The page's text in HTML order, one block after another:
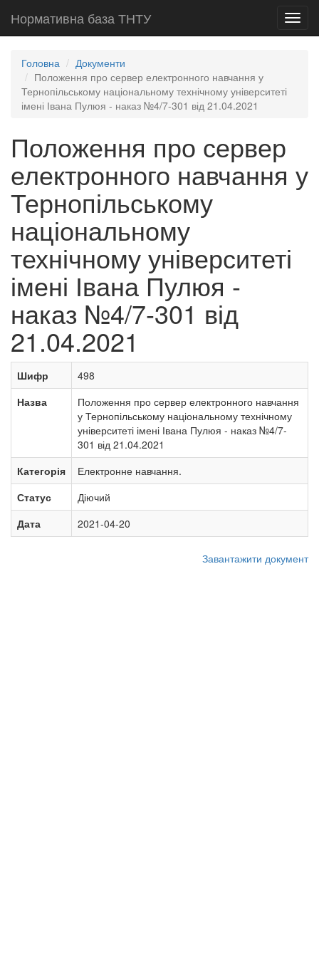
Нормативна база ТНТУ
Головна
Документи
Положення про сервер електронного навчання у
Тернопільському національному технічному університеті
імені Івана Пулюя - наказ №4/7-301 від 21.04.2021
Положення про сервер
електронного навчання у
Тернопільському
національному
технічному університеті
імені Івана Пулюя -
наказ №4/7-301 від
21.04.2021
Шифр
498
Назва
Положення про сервер електронного навчання
у Тернопільському національному технічному
університеті імені Івана Пулюя - наказ №4/7-
301 від 21.04.2021
Категорія
Електронне навчання.
Статус
Діючий
Дата
2021-04-20
Завантажити документ